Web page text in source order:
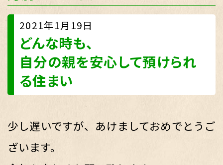
2021年1月19日
どんな時も、
自分の親を安心して預けられ
る住まい
少し遅いですが、あけましておめでとうご
ざいます。